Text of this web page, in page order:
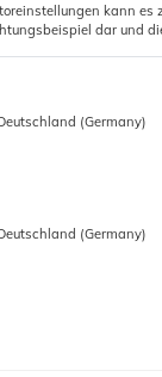
kann
dar und
(Germany)
(Germany)